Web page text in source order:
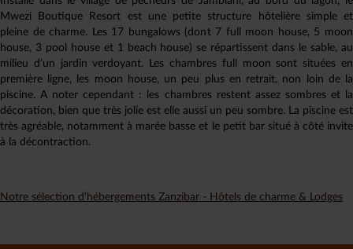
Mwezi Boutique Resort est une petite structure hôtelière simple et
pleine de charme. Les 17 bungalows (dont 7 full moon house, 5 moon
house, 3 pool house et 1 beach house) se répartissent dans le sable, au
milieu d’un jardin verdoyant. Les chambres full moon sont situées en
première ligne, les moon house, un peu plus en retrait, non loin de la
piscine. A noter cependant : les chambres restent assez sombres et la
décoration, bien que très jolie est elle aussi un peu sombre. La piscine est
très agréable, notamment à marée basse et le petit bar situé à côté invite
à la décontraction.
Notre sélection d'hébergements Zanzibar - Hôtels de charme & Lodges